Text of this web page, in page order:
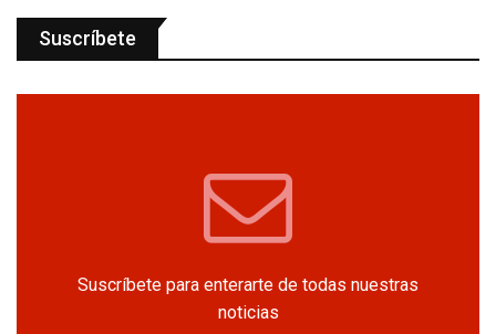
Suscríbete
Suscríbete para enterarte de todas nuestras
noticias